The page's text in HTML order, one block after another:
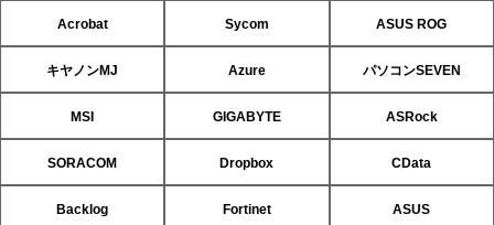
Acrobat Sycom ASUS ROG
キヤノンMJ Azure パソコンSEVEN
MSI GIGABYTE ASRock
SORACOM Dropbox CData
Backlog Fortinet ASUS